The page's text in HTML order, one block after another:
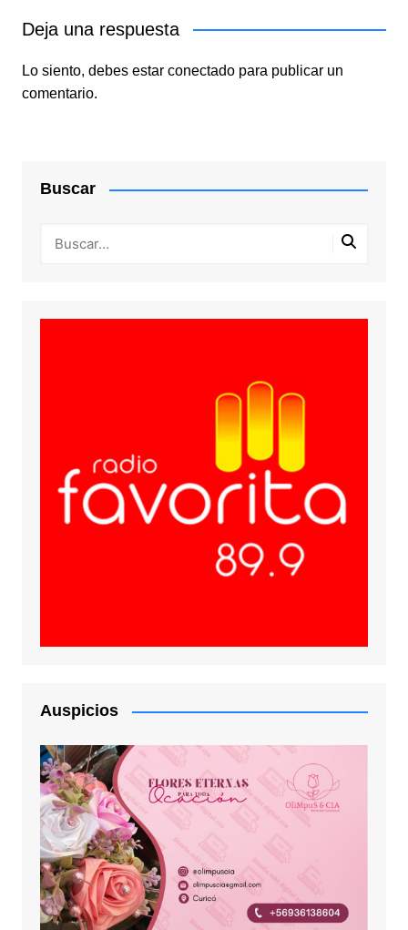
Deja una respuesta
Lo siento, debes estar conectadopara publicar un
comentario.
Buscar
Auspicios